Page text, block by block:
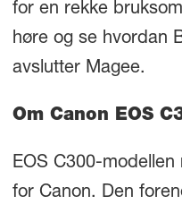
for en rekke
høre og se hvordan
avslutter Magee.
Om Canon EOS
EOS C300-
for Canon. Den